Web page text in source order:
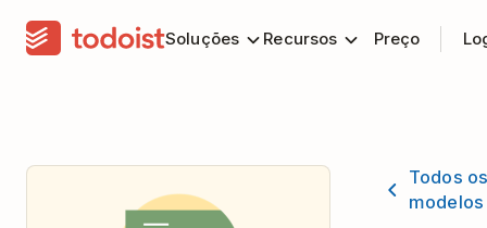
Soluções Recursos Preço
Todos
modelos